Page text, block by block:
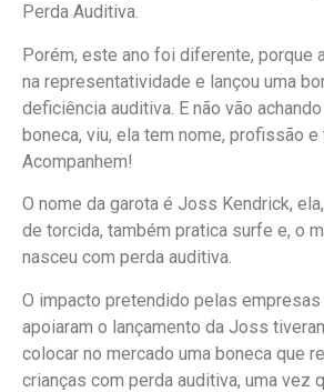
Perda Auditiva.
Porém, este ano foi diferente, porque
na representatividade e lançou uma
deficiência auditiva. E não vão
boneca, viu, ela tem nome, profissão e
Acompanhem!
O nome da garota é Joss Kendrick,
de torcida, também pratica surfe e, o
nasceu com perda auditiva.
O impacto pretendido pelas
apoiaram o lançamento da Joss
colocar no mercado uma boneca que
crianças com perda auditiva, uma vez